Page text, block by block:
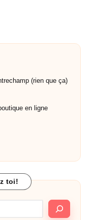
(rien que ça)
en ligne
toi!